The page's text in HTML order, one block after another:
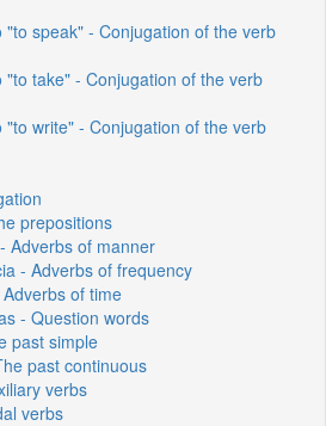
speak" - Conjugation of the verb
take" - Conjugation of the verb
write" - Conjugation of the verb
prepositions
Adverbs of manner
- Adverbs of frequency
of time
- Question words
past simple
past continuous
verbs
verbs